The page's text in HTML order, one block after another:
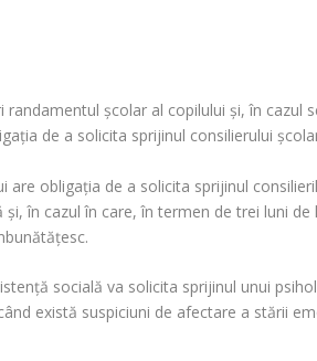
școlar al copilului și, în cazul
de a solicita sprijinul consilierului
are obligația de a solicita sprijinul
în cazul în care, în termen de trei luni
socială va solicita sprijinul unui
există suspiciuni de afectare a stării